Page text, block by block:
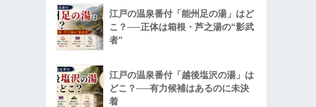
江戸の温泉番付「能州足の湯」はど
こ？──正体は箱根・芦之湯の“影武
者”
江戸の温泉番付「越後塩沢の湯」は
どこ？──有力候補はあるのに未決
着